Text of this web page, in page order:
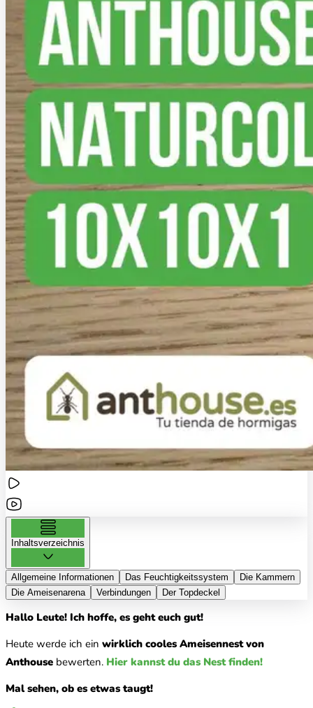
Inhaltsverzeichnis
Allgemeine Informationen Das Feuchtigkeitssystem
Die Kammern
Die Ameisenarena
Verbindungen Der Topdeckel
Hallo Leute! Ich hoffe, es geht euch gut!
Heute werde ich ein wirklich cooles Ameisennest von
Anthouse bewerten. Hier kannst du das Nest finden!
Mal sehen, ob es etwas taugt!